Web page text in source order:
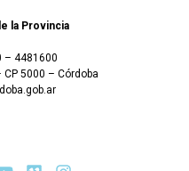
la Provincia
– 4481600
5000 – Córdoba